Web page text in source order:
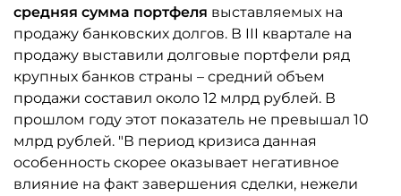
средняя сумма портфеля выставляемых на
продажу банковских долгов. В III квартале на
продажу выставили долговые портфели ряд
крупных банков страны – средний объем
продажи составил около 12 млрд рублей. В
прошлом году этот показатель не превышал 10
млрд рублей. "В период кризиса данная
особенность скорее оказывает негативное
влияние на факт завершения сделки, нежели